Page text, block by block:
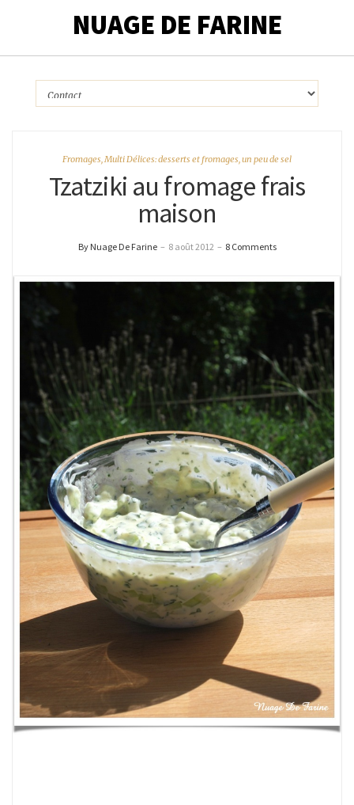
NUAGE DE FARINE
Fromages,Multi Délices: desserts et fromages,un peu de sel
Tzatziki au fromage frais
maison
By Nuage De Farine – 8 août 2012 – 8 Comments